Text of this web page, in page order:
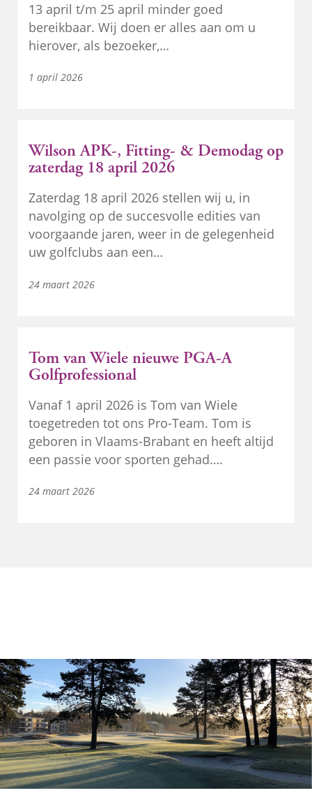
13 april t/m 25 april minder goed
bereikbaar. Wij doen er alles aan om u
hierover, als bezoeker,…
1 april 2026
Wilson APK-, Fitting- & Demodag op
zaterdag 18 april 2026
Zaterdag 18 april 2026 stellen wij u, in
navolging op de succesvolle edities van
voorgaande jaren, weer in de gelegenheid
uw golfclubs aan een…
24 maart 2026
Tom van Wiele nieuwe PGA-A
Golfprofessional
Vanaf 1 april 2026 is Tom van Wiele
toegetreden tot ons Pro-Team. Tom is
geboren in Vlaams-Brabant en heeft altijd
een passie voor sporten gehad….
24 maart 2026